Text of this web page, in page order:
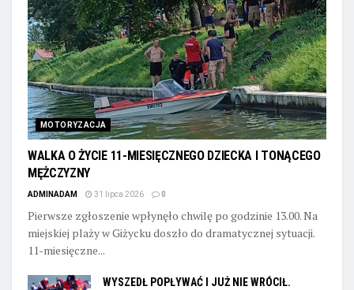
MOTORYZACJA
WALKA O ŻYCIE 11-MIESIĘCZNEGO DZIECKA I TONĄCEGO
MĘŻCZYZNY
ADMINADAM 31 lipca 2026 0
Pierwsze zgłoszenie wpłynęło chwilę po godzinie 13.00. Na
miejskiej plaży w Giżycku doszło do dramatycznej sytuacji.
11-miesięczne...
WYSZEDŁ POPŁYWAĆ I JUŻ NIE WRÓCIŁ.